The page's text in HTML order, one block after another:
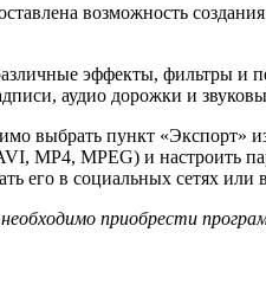
возможность
эффекты, фильтры и
аудио дорожки и
выбрать пункт «Экспорт»
MP4, MPEG) и настроить
его в социальных сетях или
приобрести